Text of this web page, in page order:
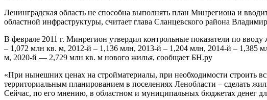
Ленинградская область не способна выполнять план Минрегиона и
областной инфраструктуры, считает глава Сланцевского района
В феврале 2011 г. Минрегион утвердил контрольные показатели по
– 1,072 млн кв. м, 2012-й – 1,136 млн, 2013-й – 1,204 млн, 2014-й –
м, 2020-й — 2,729 млн кв. м нового жилья, сообщает БН.ру
«При нынешних ценах на стройматериалы, при необходимости строить
территориальным планированием в поселениях Ленобласти – сделать
Сейчас, по его мнению, в областном и муниципальных бюджетах денег